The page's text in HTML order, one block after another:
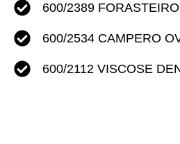
600/2389
600/2534 CAMPERO
600/2112 VISCOSE